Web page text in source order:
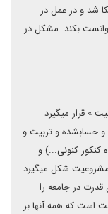
شد و در عمل در
بکند. مشکل در
» قرار میگیرد
و تربیت و
کنونی...) و
مشروعیت شکل میگیرد
در جامعه را
است که همه آنها بر